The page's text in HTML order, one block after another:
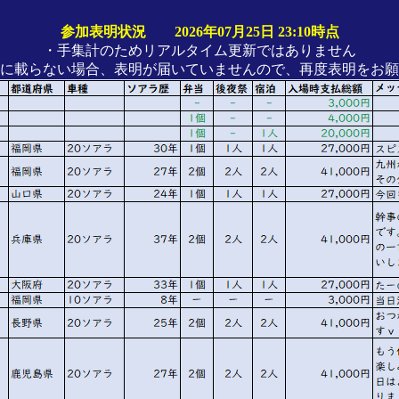
参加表明状況 2026年07月25日 23:10時点
・手集計のためリアルタイム更新ではありません
載らない場合、表明が届いていませんので、再度表明をお